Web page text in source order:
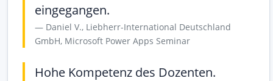
eingegangen.
Daniel V., Liebherr-International Deutschland
GmbH, Microsoft Power Apps Seminar
Hohe Kompetenz des Dozenten.